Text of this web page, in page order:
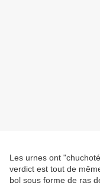
Les urnes ont
verdict est tout de
bol sous forme de ras